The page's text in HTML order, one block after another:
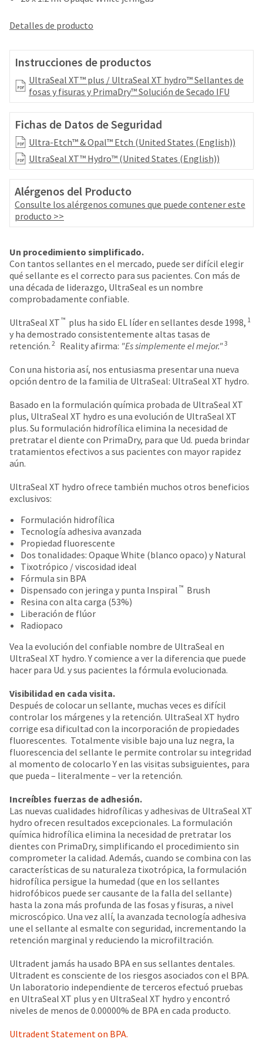
Detalles de producto
Instrucciones de productos
UltraSeal XT™ plus / UltraSeal XT hydro™ Sellantes de
fosas y fisuras y PrimaDry™ Solución de Secado IFU
Fichas de Datos de Seguridad
Ultra-Etch™ & Opal™ Etch (United States (English))
UltraSeal XT™ Hydro™ (United States (English))
Alérgenos del Producto
Consulte los alérgenos comunes que puede contener este
producto >>
Un procedimiento simplificado.
Con tantos sellantes en el mercado, puede ser difícil elegir
qué sellante es el correcto para sus pacientes. Con más de
una década de liderazgo, UltraSeal es un nombre
comprobadamente confiable.
UltraSeal XT ™ plus ha sido EL líder en sellantes desde 1998, 1
y ha demostrado consistentemente altas tasas de
retención. 2 Reality afirma: "Es simplemente el mejor."3
Con una historia así, nos entusiasma presentar una nueva
opción dentro de la familia de UltraSeal: UltraSeal XT hydro.
Basado en la formulación química probada de UltraSeal XT
plus, UltraSeal XT hydro es una evolución de UltraSeal XT
plus. Su formulación hidrofílica elimina la necesidad de
pretratar el diente con PrimaDry, para que Ud. pueda brindar
tratamientos efectivos a sus pacientes con mayor rapidez
aún.
UltraSeal XT hydro ofrece también muchos otros beneficios
exclusivos:
Formulación hidrofílica
Tecnología adhesiva avanzada
Propiedad fluorescente
Dos tonalidades: Opaque White (blanco opaco) y Natural
Tixotrópico / viscosidad ideal
Fórmula sin BPA
Dispensado con jeringa y punta Inspiral ™ Brush
Resina con alta carga (53%)
Liberación de flúor
Radiopaco
Vea la evolución del confiable nombre de UltraSeal en
UltraSeal XT hydro. Y comience a ver la diferencia que puede
hacer para Ud. y sus pacientes la fórmula evolucionada.
Visibilidad en cada visita.
Después de colocar un sellante, muchas veces es difícil
controlar los márgenes y la retención. UltraSeal XT hydro
corrige esa dificultad con la incorporación de propiedades
fluorescentes. Totalmente visible bajo una luz negra, la
fluorescencia del sellante le permite controlar su integridad
al momento de colocarlo Y en las visitas subsiguientes, para
que pueda – literalmente – ver la retención.
Increíbles fuerzas de adhesión.
Las nuevas cualidades hidrofílicas y adhesivas de UltraSeal XT
hydro ofrecen resultados excepcionales. La formulación
química hidrofílica elimina la necesidad de pretratar los
dientes con PrimaDry, simplificando el procedimiento sin
comprometer la calidad. Además, cuando se combina con las
características de su naturaleza tixotrópica, la formulación
hidrofílica persigue la humedad (que en los sellantes
hidrofóbicos puede ser causante de la falla del sellante)
hasta la zona más profunda de las fosas y fisuras, a nivel
microscópico. Una vez allí, la avanzada tecnología adhesiva
une el sellante al esmalte con seguridad, incrementando la
retención marginal y reduciendo la microfiltración.
Ultradent jamás ha usado BPA en sus sellantes dentales.
Ultradent es consciente de los riesgos asociados con el BPA.
Un laboratorio independiente de terceros efectuó pruebas
en UltraSeal XT plus y en UltraSeal XT hydro y encontró
niveles de menos de 0.00000% de BPA en cada producto.
Ultradent Statement on BPA.
shipped
at
later
date
separate
from
of
your
order
once
has
been
replenished.
ship
date
is
subject
to
at
any
time
to
item
You
will
receive
an
order
confirmation
and
an
when
the
item
is
ready
to
ship.
You
have
the
option
to
cancel
the
item
at
any
time
while
still
in
the
backordered
status
by
calling
our
customer
service
department
at
888.230.1420.
The
estimated
ship
date*
subject
to
change
at
anytime
due
item
account.
is
best
way
create
your
HighRadius
account
because
contains
a
unique
link
with
your
account.
If
you
do
not
have
access
this
email
will
be
able
to
self-
register,
will
need
customer
number
and
an
invoice
number
for
identification.
are
now
Ultradent.com
and
being
redirected
to
our
third-
party
payment
management
platform
HighRadius.
Please
have
your
login
credentials
ready.